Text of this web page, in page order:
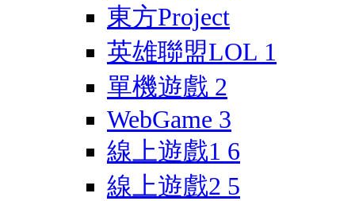
東方Project
英雄聯盟LOL 1
單機遊戲 2
WebGame 3
線上遊戲1 6
線上遊戲2 5